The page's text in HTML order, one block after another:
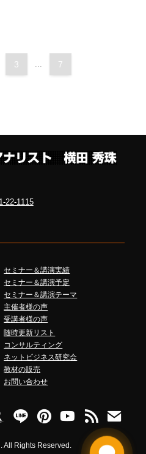
3 ... 7
22-1115
セミナー＆講演実績
セミナー＆講演予定
セミナー＆講演テーマ
主催者様の声
受講者様の声
随時更新リスト
コンサルティング
ネットビジネス研究会
教材の販売
お問い合わせ
All Rights Reserved.
Talk to me!